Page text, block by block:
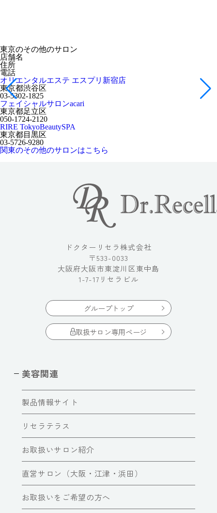
東京のその他のサロン
店舗名
住所
電話
オリエンタルエステ エスプリ新宿店
東京都渋谷区
03-5302-1825
フェイシャルサロンacari
東京都足立区
050-1724-2120
RIRE TokyoBeautySPA
東京都目黒区
03-5726-9280
関東のその他のサロンはこちら
ドクターリセラ株式会社
〒533-0033
大阪府大阪市東淀川区東中島
1-7-17リセラビル
グループトップ
取扱サロン専用ページ
美容関連
製品情報サイト
リセラテラス
お取扱いサロン紹介
直営サロン（大阪・江津・浜田）
お取扱いをご希望の方へ